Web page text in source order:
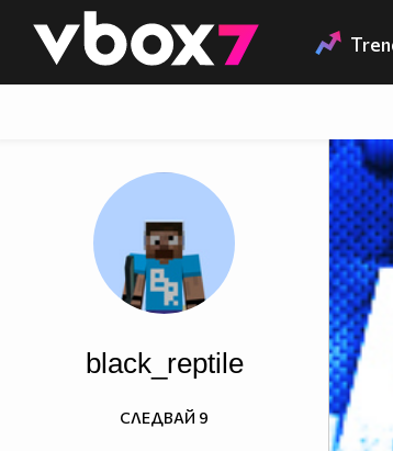
👾
black_reptile
СЛЕДВАЙ 9